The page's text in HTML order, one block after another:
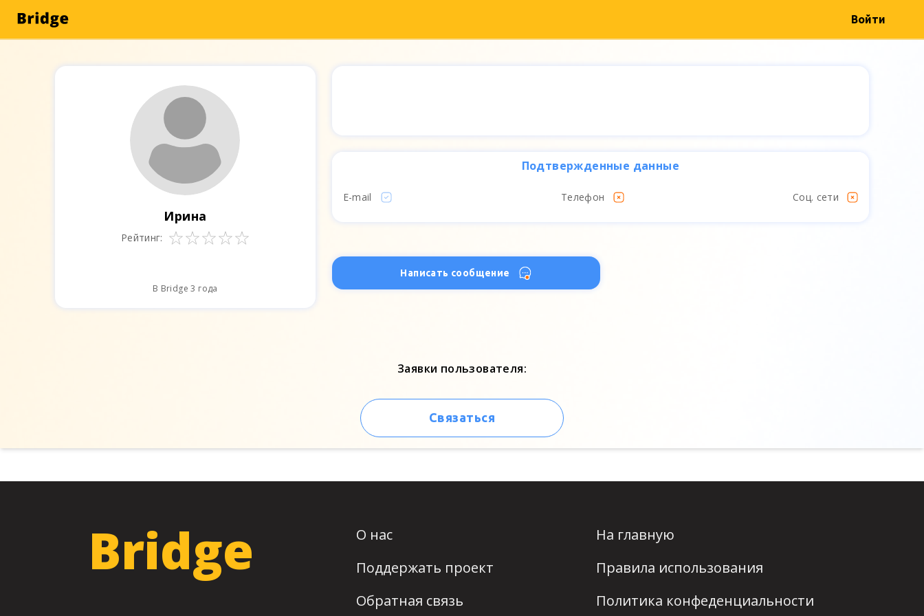
Войти
Ирина
Рейтинг:
В Bridge 3 года
Подтвержденные данные
E-mail Телефон Соц. сети
Написать сообщение
Заявки пользователя:
Связаться
Bridge
О нас
Поддержать проект
Обратная связь
На главную
Правила использования
Политика конфеденциальности